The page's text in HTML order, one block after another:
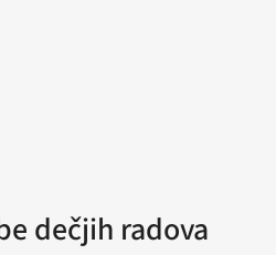
dečjih radova